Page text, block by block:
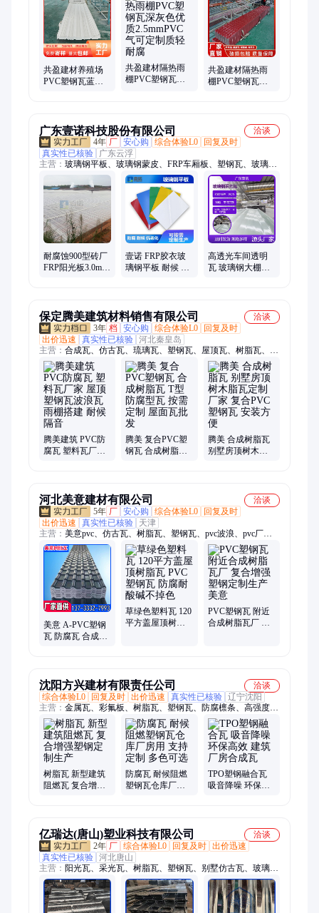
共盈建材养殖场
PVC塑钢瓦蓝色
共盈建材隔热雨
棚PVC塑钢瓦深
共盈建材隔热雨
棚PVC塑钢瓦深
广东壹诺科技股份有限公司
洽谈
4年 厂 安心购 综合体验L0
回复及时
真实性已核验
广东云浮
主营： 玻璃钢平板、玻璃钢蒙皮、FRP车厢板、塑钢瓦、玻璃纤
维板、玻璃钢胶衣平板、FRP采光瓦、FRP透明瓦、玻璃钢采光
瓦、玻璃钢透明瓦、阻燃玻璃钢瓦、frp玻纤板、frp采光带、化
工厂frp采光瓦、耐强酸玻璃钢平板、玻璃钢防腐板、玻璃钢复合
板、玻璃钢xps复合板、轻质高强玻璃钢车厢板、玻璃钢透明采
光瓦、frp透明采光瓦、frp玻璃钢防腐瓦、玻璃钢护墙板、抗菌
玻璃钢装饰板、玻璃钢墙板
耐腐蚀900型砖厂
FRP阳光板3.0mm
壹诺 FRP胶衣玻
璃钢平板 耐候 抗
高透光车间透明
瓦 玻璃钢大棚挡
保定腾美建筑材料销售有限公司
洽谈
3年 档 安心购 综合体验L0
回复及时
出价迅速
真实性已核验 河北秦皇岛
主营： 合成瓦、仿古瓦、琉璃瓦、塑钢瓦、屋顶瓦、树脂瓦、米
兰瓦、门头瓦、屋面瓦、彩石瓦、一体瓦、波浪瓦、罗马瓦、塑
料瓦、屋檐装饰、建筑材料、塑料薄瓦、景区围墙、屋面用瓦、
隔热金属瓦、彩石金属瓦、装饰墙头瓦、平改坡屋面、屋面金属
瓦、农家小院瓦顶
腾美建筑 PVC防
腐瓦 塑料瓦厂家
腾美 复合PVC塑
钢瓦 合成树脂瓦
腾美 合成树脂瓦
别墅房顶树木脂
河北美意建材有限公司
洽谈
5年 厂 安心购 综合体验L0
回复及时
出价迅速
真实性已核验
天津
主营： 美意pvc、仿古瓦、树脂瓦、塑钢瓦、pvc波浪、pvc厂
房、仿古屋面、透明采光、仿古围墙、金属仿古、合成树脂、古
建仿古、中式装饰、别墅屋面、仿古一体、隔热雨棚、仿古琉璃
瓦、彩钢瓦装饰、彩石瓦、彩石金属瓦、七波瓦、圆弧瓦
美意 A-PVC塑钢
瓦 防腐瓦 合成树
草绿色塑料瓦 120
平方盖屋顶树脂
PVC塑钢瓦 附近
合成树脂瓦厂 复
沈阳方兴建材有限责任公司
洽谈
综合体验L0
回复及时 出价迅速 真实性已核验 辽宁沈阳
主营： 金属瓦、彩氟板、树脂瓦、塑钢瓦、防腐檩条、高强度防
腐瓦、不锈钢瓦、铝合金瓦、铝镁锰瓦、彩石瓦
树脂瓦 新型建筑
阻燃瓦 复合增强
防腐瓦 耐候阻燃
塑钢瓦仓库厂房
TPO塑钢融合瓦
吸音降噪 环保高
亿瑞达(唐山)塑业科技有限公司
洽谈
2年 厂 综合体验L0 回复及时 出价迅速
真实性已核验 河北唐山
主营： 阳光瓦、采光瓦、树脂瓦、塑钢瓦、别墅仿古瓦、玻璃钢
透明瓦、屋顶车棚透明瓦、聚酯纤维阳光板、防腐瓦、FRP采光
板、水白色阳光板、一级阻燃采光板、可溶性采光带、采光波纹
板、760型角驰瓦、镀锌卷、采光卷、阻燃采光瓦、全透明采光